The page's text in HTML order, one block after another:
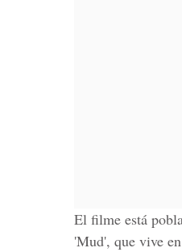
El filme está
'Mud', que vive